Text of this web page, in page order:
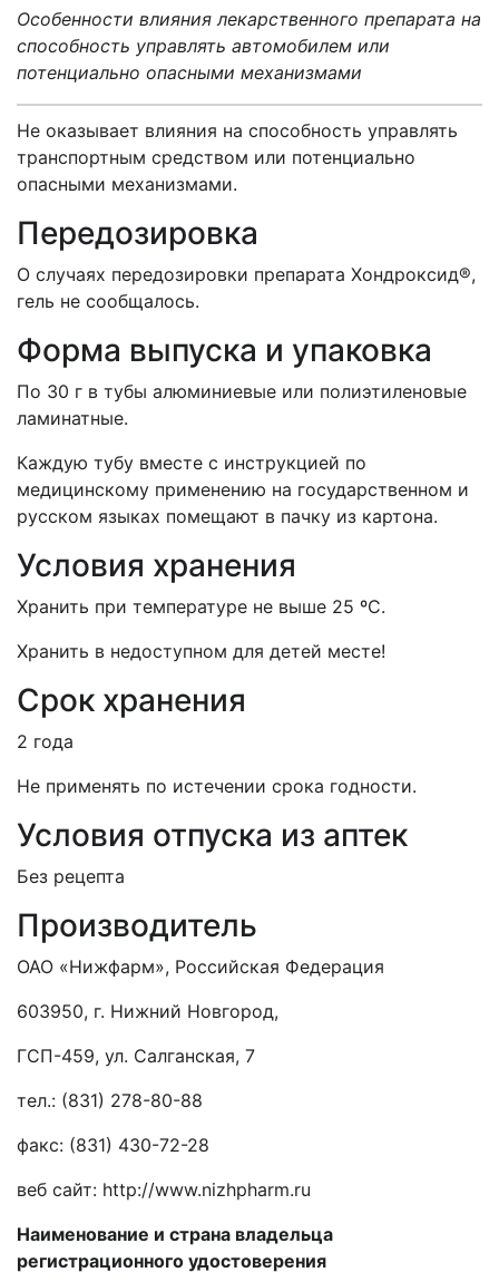
Особенности влияния лекарственного препарата на
способность управлять автомобилем или
потенциально опасными механизмами
Не оказывает влияния на способность управлять
транспортным средством или потенциально
опасными механизмами.
Передозировка
О случаях передозировки препарата Хондроксид®,
гель не сообщалось.
Форма выпуска и упаковка
По 30 г в тубы алюминиевые или полиэтиленовые
ламинатные.
Каждую тубу вместе с инструкцией по
медицинскому применению на государственном и
русском языках помещают в пачку из картона.
Условия хранения
Хранить при температуре не выше 25 ºС.
Хранить в недоступном для детей месте!
Срок хранения
2 года
Не применять по истечении срока годности.
Условия отпуска из аптек
Без рецепта
Производитель
ОАО «Нижфарм», Российская Федерация
603950, г. Нижний Новгород,
ГСП-459, ул. Салганская, 7
тел.: (831) 278-80-88
факс: (831) 430-72-28
веб сайт: http://www.nizhpharm.ru
Наименование и страна владельца
регистрационного удостоверения